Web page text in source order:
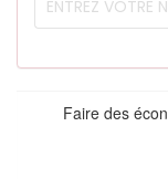
Faire des